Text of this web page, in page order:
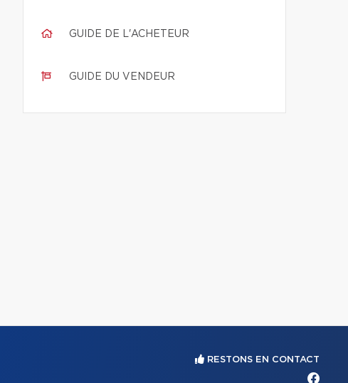
GUIDE DE L'ACHETEUR
GUIDE DU VENDEUR
RESTONS EN CONTACT